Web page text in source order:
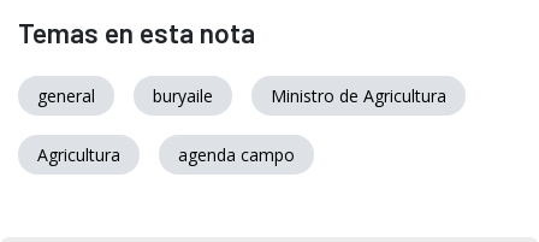
Temas en esta nota
general buryaile Ministro de Agricultura
Agricultura agenda campo